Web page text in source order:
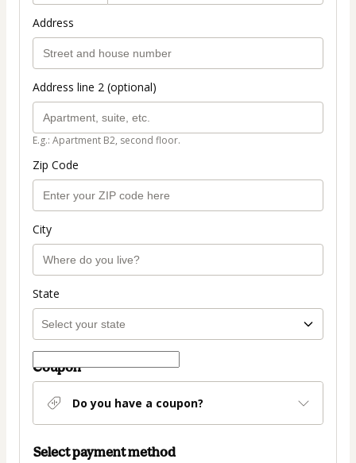
Address
Address line 2 (optional)
E.g.: Apartment B2, second floor.
Zip Code
City
State
Coupon
Do you have a coupon?
Select payment method